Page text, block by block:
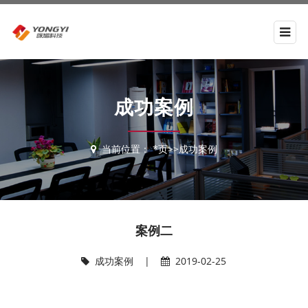
成功案例
当前位置：*页>>成功案例
案例二
成功案例 | 2019-02-25